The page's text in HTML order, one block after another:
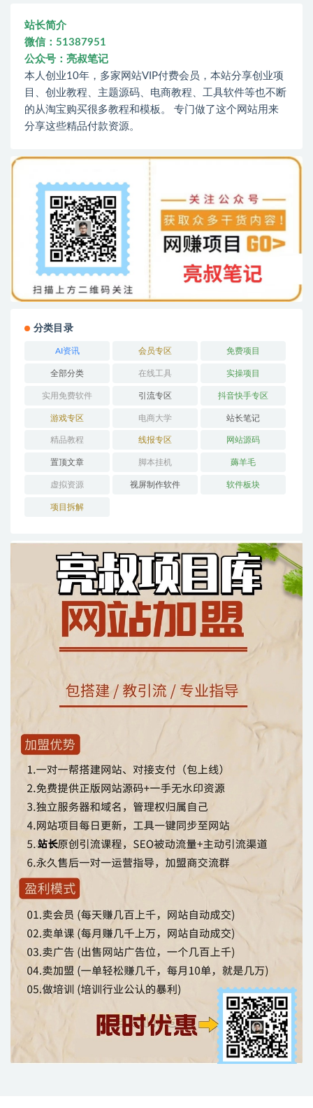
站长简介
微信：51387951
公众号：亮叔笔记
本人创业10年，多家网站VIP付费会员，本站分享创业项
目、创业教程、主题源码、电商教程、工具软件等也不断
的从淘宝购买很多教程和模板。 专门做了这个网站用来
分享这些精品付款资源。
分类目录
AI资讯 会员专区 免费项目
全部分类 在线工具 实操项目
实用免费软件 引流专区 抖音快手专区
游戏专区 电商大学 站长笔记
精品教程 线报专区 网站源码
置顶文章 脚本挂机 薅羊毛
虚拟资源 视屏制作软件 软件板块
项目拆解